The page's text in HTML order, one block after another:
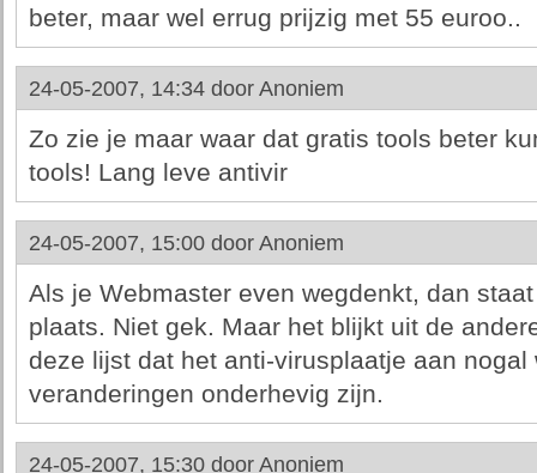
beter, maar wel errug prijzig met 55 euroo..
24-05-2007, 14:34 door Anoniem
Zo zie je maar waar dat gratis tools beter
tools! Lang leve antivir
24-05-2007, 15:00 door Anoniem
Als je Webmaster even wegdenkt, dan
plaats. Niet gek. Maar het blijkt uit de
deze lijst dat het anti-virusplaatje aan nogal
veranderingen onderhevig zijn.
24-05-2007, 15:30 door Anoniem